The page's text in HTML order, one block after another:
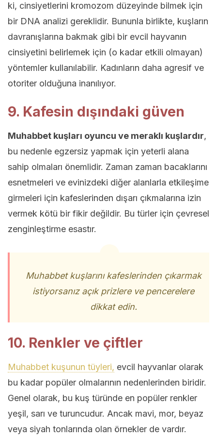
ki, cinsiyetlerini kromozom düzeyinde bilmek için
bir DNA analizi gereklidir. Bununla birlikte, kuşların
davranışlarına bakmak gibi bir evcil hayvanın
cinsiyetini belirlemek için (o kadar etkili olmayan)
yöntemler kullanılabilir. Kadınların daha agresif ve
otoriter olduğuna inanılıyor.
9. Kafesin dışındaki güven
Muhabbet kuşları oyuncu ve meraklı kuşlardır,
bu nedenle egzersiz yapmak için yeterli alana
sahip olmaları önemlidir. Zaman zaman bacaklarını
esnetmeleri ve evinizdeki diğer alanlarla etkileşime
girmeleri için kafeslerinden dışarı çıkmalarına izin
vermek kötü bir fikir değildir. Bu türler için çevresel
zenginleştirme esastır.
Muhabbet kuşlarını kafeslerinden çıkarmak
istiyorsanız açık prizlere ve pencerelere
dikkat edin.
10. Renkler ve çiftler
Muhabbet kuşunun tüyleri, evcil hayvanlar olarak
bu kadar popüler olmalarının nedenlerinden biridir.
Genel olarak, bu kuş türünde en popüler renkler
yeşil, sarı ve turuncudur. Ancak mavi, mor, beyaz
veya siyah tonlarında olan örnekler de vardır.